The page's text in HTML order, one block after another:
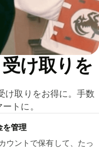
け取りを
け取りをお得に。手数
トに。
を管理
ウントで保有して、たっ